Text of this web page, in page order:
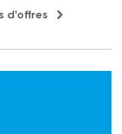
d'offres